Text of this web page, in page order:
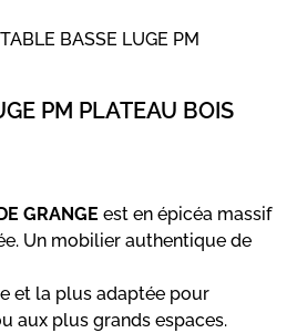
BASSE LUGE PM
PM PLATEAU BOIS
GRANGE est en épicéa massif
Un mobilier authentique de
et la plus adaptée pour
aux plus grands espaces.